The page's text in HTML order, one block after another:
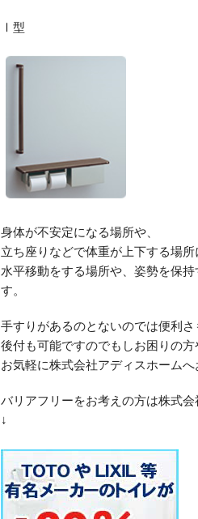
Ⅰ型
身体が不安定になる場所や、
立ち座りなどで体重が上下する場所
水平移動をする場所や、姿勢を保
す。
手すりがあるのとないのでは便利さ
後付も可能ですのでもしお困りの
お気軽に株式会社アディスホームへ
バリアフリーをお考えの方は株式会
↓